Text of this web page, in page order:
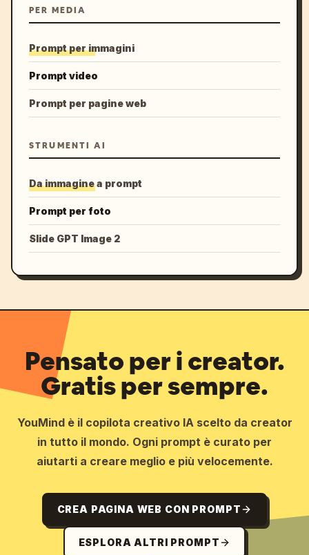
PER MEDIA
Prompt per immagini
Prompt video
Prompt per pagine web
STRUMENTI AI
Da immagine a prompt
Prompt per foto
Slide GPT Image 2
Pensato per i creator.
Gratis per sempre.
YouMind è il copilota creativo IA scelto da creator
in tutto il mondo. Ogni prompt è curato per
aiutarti a creare meglio e più velocemente.
CREA PAGINA WEB CON PROMPT
ESPLORA ALTRI PROMPT